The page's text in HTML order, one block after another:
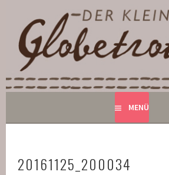
Inhalt
DER KLEINE
BED AND BREAKFAST IN MONSCHAU
MENÜ
20161125_200034